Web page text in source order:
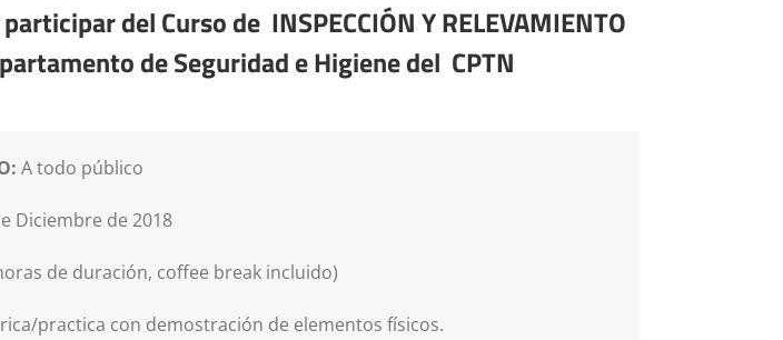
del Curso de INSPECCIÓN Y RELEVAMIENTO
de Seguridad e Higiene del CPTN
A todo público
Diciembre de 2018
de duración, coffee break incluido)
practica con demostración de elementos físicos.